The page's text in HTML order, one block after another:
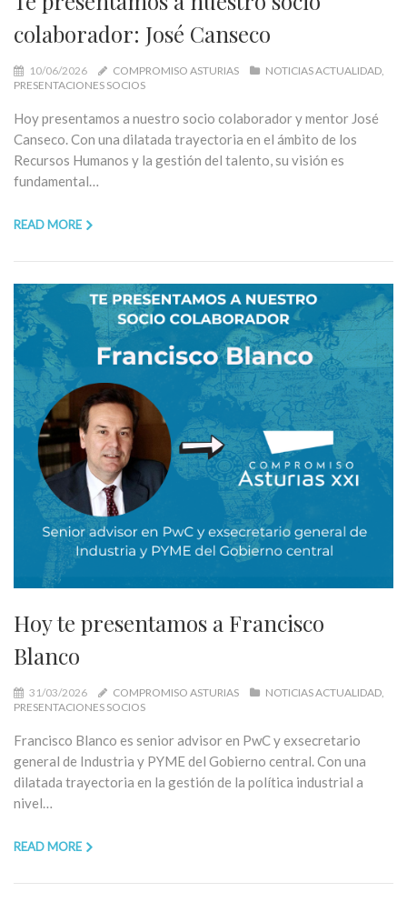
colaborador: José Canseco
10/06/2026 COMPROMISO ASTURIAS
NOTICIAS ACTUALIDAD
PRESENTACIONES SOCIOS
Hoy presentamos a nuestro socio colaborador y mentor José
Canseco. Con una dilatada trayectoria en el ámbito de los
Recursos Humanos y la gestión del talento, su visión es
fundamental…
READ MORE
Hoy te presentamos a Francisco
Blanco
31/03/2026 COMPROMISO ASTURIAS
NOTICIAS ACTUALIDAD
PRESENTACIONES SOCIOS
Francisco Blanco es senior advisor en PwC y exsecretario
general de Industria y PYME del Gobierno central. Con una
dilatada trayectoria en la gestión de la política industrial a
nivel…
READ MORE